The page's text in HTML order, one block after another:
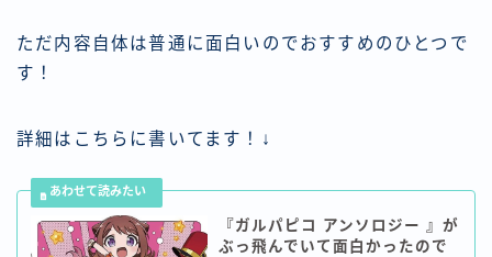
ただ内容自体は普通に面白いのでおすすめのひとつで
す！
詳細はこちらに書いてます！↓
『ガルパピコ アンソロジー 』が
ぶっ飛んでいて面白かったので